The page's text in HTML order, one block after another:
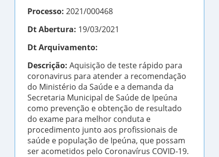
Processo: 2021/000468
Dt Abertura: 19/03/2021
Dt Arquivamento:
Descrição: Aquisição de teste rápido para
coronavirus para atender a recomendação
do Ministério da Saúde e a demanda da
Secretaria Municipal de Saúde de Ipeúna
como prevenção e obtenção de resultado
do exame para melhor conduta e
procedimento junto aos profissionais de
saúde e população de Ipeúna, que possam
ser acometidos pelo Coronavírus COVID-19.